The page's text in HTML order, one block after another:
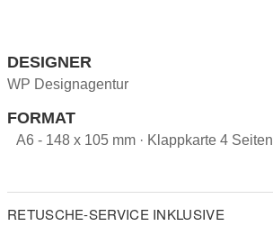
DESIGNER
WP Designagentur
FORMAT
A6 - 148 x 105 mm · Klappkarte 4 Seiten
RETUSCHE-SERVICE INKLUSIVE